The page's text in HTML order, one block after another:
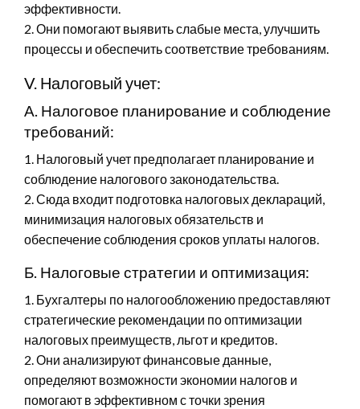
эффективности.
2. Они помогают выявить слабые места, улучшить
процессы и обеспечить соответствие требованиям.
V. Налоговый учет:
А. Налоговое планирование и соблюдение
требований:
1. Налоговый учет предполагает планирование и
соблюдение налогового законодательства.
2. Сюда входит подготовка налоговых деклараций,
минимизация налоговых обязательств и
обеспечение соблюдения сроков уплаты налогов.
Б. Налоговые стратегии и оптимизация:
1. Бухгалтеры по налогообложению предоставляют
стратегические рекомендации по оптимизации
налоговых преимуществ, льгот и кредитов.
2. Они анализируют финансовые данные,
определяют возможности экономии налогов и
помогают в эффективном с точки зрения